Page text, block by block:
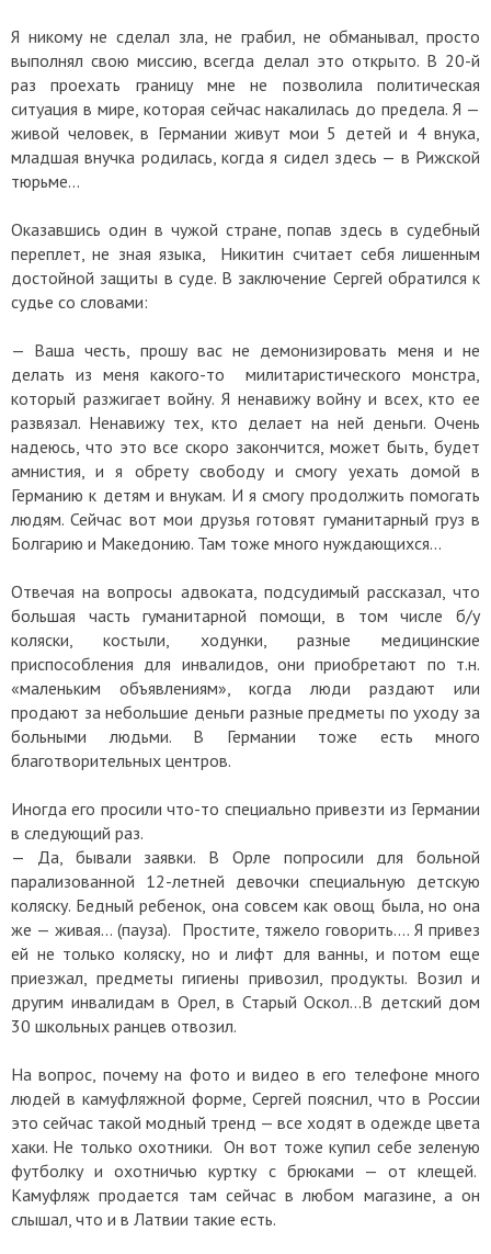
Я никому не сделал зла, не грабил, не обманывал, просто
выполнял свою миссию, всегда делал это открыто. В 20-й
раз проехать границу мне не позволила политическая
ситуация в мире, которая сейчас накалилась до предела. Я —
живой человек, в Германии живут мои 5 детей и 4 внука,
младшая внучка родилась, когда я сидел здесь — в Рижской
тюрьме…
Оказавшись один в чужой стране, попав здесь в судебный
переплет, не зная языка, Никитин считает себя лишенным
достойной защиты в суде. В заключение Сергей обратился к
судье со словами:
— Ваша честь, прошу вас не демонизировать меня и не
делать из меня какого-то милитаристического монстра,
который разжигает войну. Я ненавижу войну и всех, кто ее
развязал. Ненавижу тех, кто делает на ней деньги. Очень
надеюсь, что это все скоро закончится, может быть, будет
амнистия, и я обрету свободу и смогу уехать домой в
Германию к детям и внукам. И я смогу продолжить помогать
людям. Сейчас вот мои друзья готовят гуманитарный груз в
Болгарию и Македонию. Там тоже много нуждающихся…
Отвечая на вопросы адвоката, подсудимый рассказал, что
большая часть гуманитарной помощи, в том числе б/у
коляски, костыли, ходунки, разные медицинские
приспособления для инвалидов, они приобретают по т.н.
«маленьким объявлениям», когда люди раздают или
продают за небольшие деньги разные предметы по уходу за
больными людьми. В Германии тоже есть много
благотворительных центров.
Иногда его просили что-то специально привезти из Германии
в следующий раз.
— Да, бывали заявки. В Орле попросили для больной
парализованной 12-летней девочки специальную детскую
коляску. Бедный ребенок, она совсем как овощ была, но она
же — живая… (пауза). Простите, тяжело говорить…. Я привез
ей не только коляску, но и лифт для ванны, и потом еще
приезжал, предметы гигиены привозил, продукты. Возил и
другим инвалидам в Орел, в Старый Оскол…В детский дом
30 школьных ранцев отвозил.
На вопрос, почему на фото и видео в его телефоне много
людей в камуфляжной форме, Сергей пояснил, что в России
это сейчас такой модный тренд — все ходят в одежде цвета
хаки. Не только охотники. Он вот тоже купил себе зеленую
футболку и охотничью куртку с брюками — от клещей.
Камуфляж продается там сейчас в любом магазине, а он
слышал, что и в Латвии такие есть.